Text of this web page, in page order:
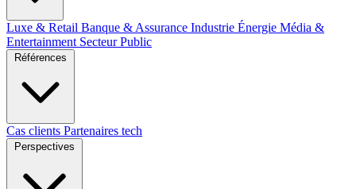
Luxe & Retail Banque & Assurance Industrie Énergie Média &
Entertainment Secteur Public
Références
Cas clients Partenaires tech
Perspectives